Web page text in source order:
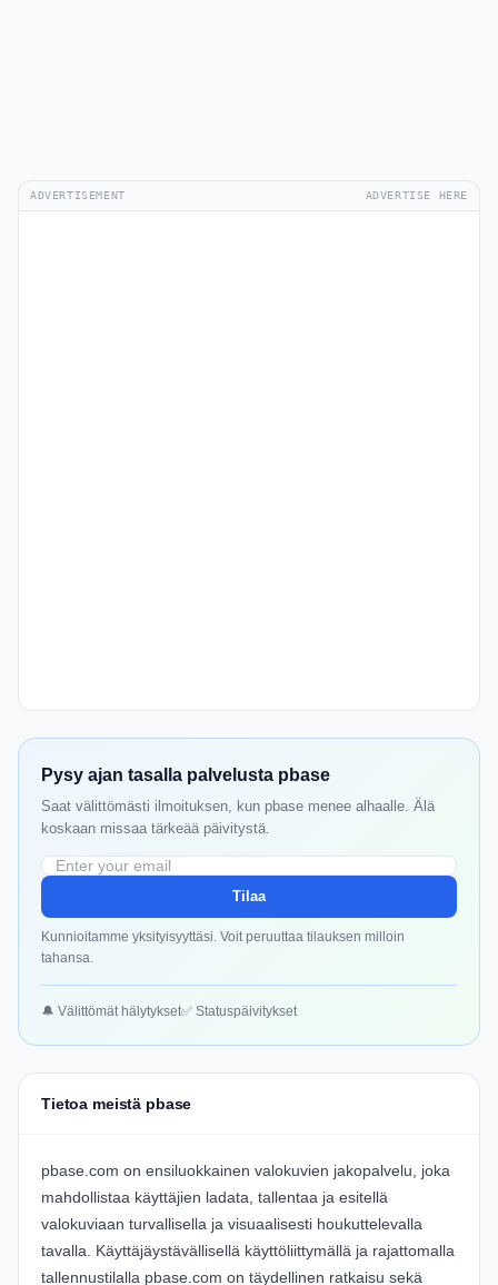
ADVERTISEMENT ADVERTISE HERE
Pysy ajan tasalla palvelusta pbase
Saat välittömästi ilmoituksen, kun pbase menee alhaalle. Älä
koskaan missaa tärkeää päivitystä.
Tilaa
Kunnioitamme yksityisyyttäsi. Voit peruuttaa tilauksen milloin
tahansa.
🔔 Välittömät hälytykset✅ Statuspäivitykset
Tietoa meistä pbase
pbase.com on ensiluokkainen valokuvien jakopalvelu, joka
mahdollistaa käyttäjien ladata, tallentaa ja esitellä
valokuviaan turvallisella ja visuaalisesti houkuttelevalla
tavalla. Käyttäjäystävällisellä käyttöliittymällä ja rajattomalla
tallennustilalla pbase.com on täydellinen ratkaisu sekä